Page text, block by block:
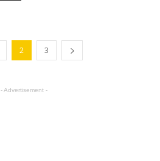
2 3
- Advertisement -